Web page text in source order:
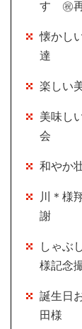
す ㊗
懐かし
達
楽しい
美味し
会
和やか
川＊様
謝
しゃぶ
様記念
誕生日
田様